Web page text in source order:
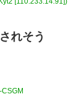
れそう